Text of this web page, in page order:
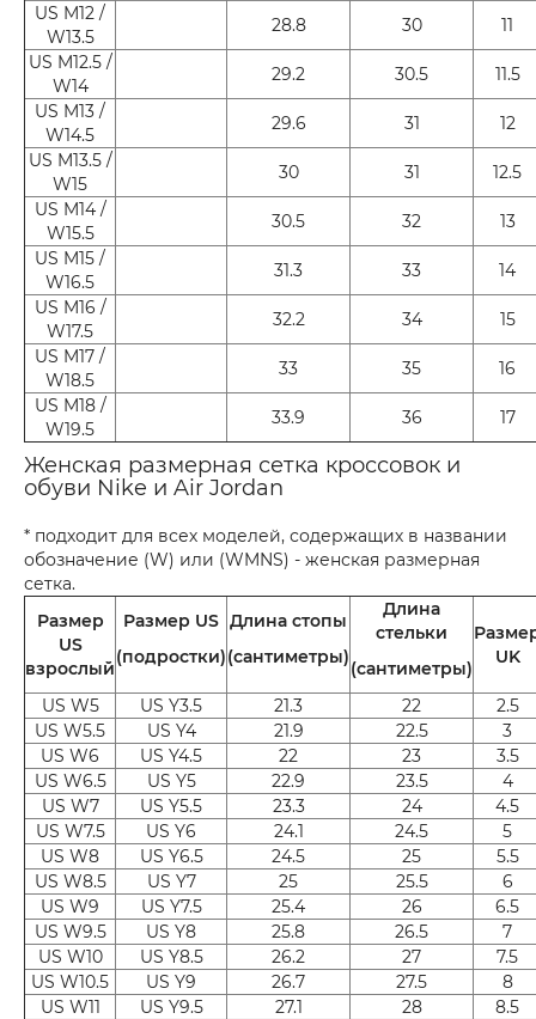
US M12 /
W13.5
28.8 30
11
US M12.5 /
W14
29.2 30.5
11.5
US M13 /
W14.5
29.6 31
12
US M13.5 /
W15
30 31
12.5
US M14 /
W15.5
30.5 32
13
US M15 /
W16.5
31.3 33
14
US M16 /
W17.5
32.2 34
15
US M17 /
W18.5
33 35
16
US M18 /
W19.5
33.9 36 17
Женская размерная сетка кроссовок и
обуви Nike и Air Jordan
* подходит для всех моделей, содержащих в названии
обозначение (W) или (WMNS) - женская размерная
сетка.
Размер
US
взрослый
Размер US
(подростки)
Длина стопы
(сантиметры)
Длина
стельки
(сантиметры)
UK
US W5 US Y3.5 21.3 22
2.5
US W5.5
US Y4 21.9 22.5
3
US W6
US Y4.5 22 23
3.5
US W6.5
US Y5 22.9 23.5
4
US W7
US Y5.5 23.3 24
4.5
US W7.5
US Y6 24.1 24.5
5
US W8
US Y6.5 24.5 25
5.5
US W8.5
US Y7 25 25.5
6
US W9
US Y7.5 25.4 26
6.5
US W9.5
US Y8 25.8 26.5
7
US W10
US Y8.5 26.2 27
7.5
US W10.5
US Y9 26.7 27.5
8
US W11
US Y9.5 27.1 28
8.5